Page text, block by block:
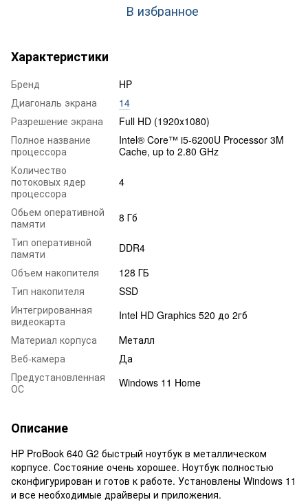
В избранное
Характеристики
Бренд
HP
Диагональ экрана
14
Разрешение экрана
Full HD (1920x1080)
Полное название
процессора
Intel® Core™ i5-6200U Processor 3M
Cache, up to 2.80 GHz
Количество
потоковых ядер
процессора
4
Обьем оперативной
памяти
8 Гб
Тип оперативной
памяти
DDR4
Объем накопителя
128 ГБ
Тип накопителя
SSD
Интегрированная
видеокарта
Intel HD Graphics 520 до 2гб
Материал корпуса
Металл
Веб-камера
Да
Предустановленная
ОС
Windows 11 Home
Описание
HP ProBook 640 G2 быстрый ноутбук в металлическом
корпусе. Состояние очень хорошее. Ноутбук полностью
сконфигурирован и готов к работе. Установлены Windows 11
и все необходимые драйверы и приложения.